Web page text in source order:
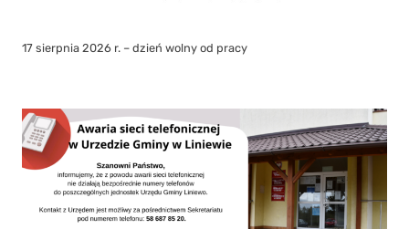
17 sierpnia 2026 r. – dzień wolny od pracy